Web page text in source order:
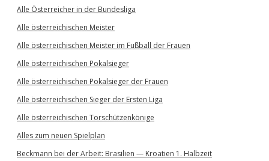
Alle Österreicher in der Bundesliga
Alle österreichischen Meister
Alle österreichischen Meister im Fußball der Frauen
Alle österreichischen Pokalsieger
Alle österreichischen Pokalsieger der Frauen
Alle österreichischen Sieger der Ersten Liga
Alle österreichischen Torschützenkönige
Alles zum neuen Spielplan
Beckmann bei der Arbeit: Brasilien — Kroatien 1. Halbzeit